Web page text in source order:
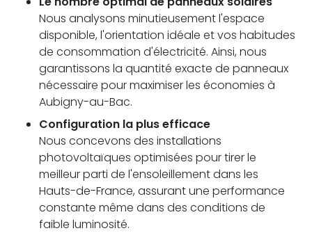
Nous analysons minutieusement l'espace
disponible, l'orientation idéale et vos habitudes
de consommation d'électricité. Ainsi, nous
garantissons la quantité exacte de panneaux
nécessaire pour maximiser les économies à
Aubigny-au-Bac.
Configuration la plus efficace
Nous concevons des installations
photovoltaïques optimisées pour tirer le
meilleur parti de l'ensoleillement dans les
Hauts-de-France, assurant une performance
constante même dans des conditions de
faible luminosité.